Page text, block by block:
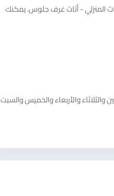
المنزلي - أثاث غرف جلوس. يمكنك
والأربعاء والخميس والسبت